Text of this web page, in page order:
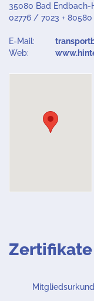
35080 Bad Endbach-
02776 / 7023 + 80580
E-Mail:
Web:
Zertifikate